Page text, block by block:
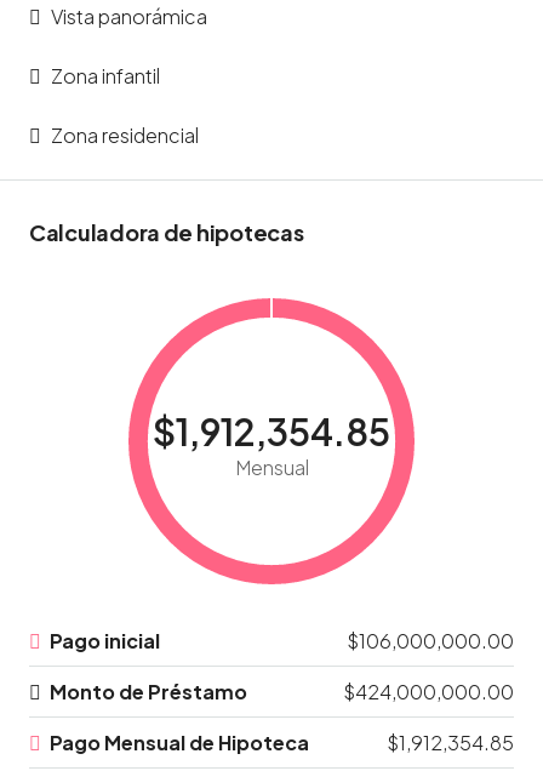
Vista panorámica
Zona infantil
Zona residencial
Calculadora de hipotecas
$1,912,354.85
Mensual
Pago inicial
$106,000,000.00
Monto de Préstamo
$424,000,000.00
Pago Mensual de Hipoteca
$1,912,354.85